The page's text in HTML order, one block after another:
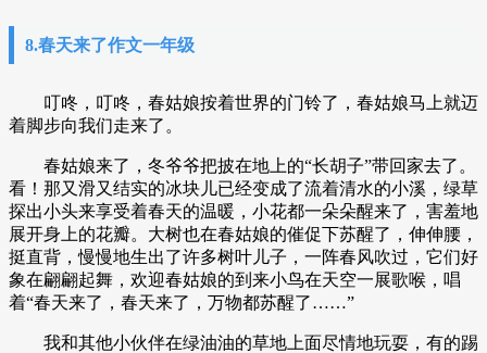
8.春天来了作文一年级
叮咚，叮咚，春姑娘按着世界的门铃了，春姑娘马上就迈
着脚步向我们走来了。
春姑娘来了，冬爷爷把披在地上的“长胡子”带回家去了。
看！那又滑又结实的冰块儿已经变成了流着清水的小溪，绿草
探出小头来享受着春天的温暖，小花都一朵朵醒来了，害羞地
展开身上的花瓣。大树也在春姑娘的催促下苏醒了，伸伸腰，
挺直背，慢慢地生出了许多树叶儿子，一阵春风吹过，它们好
象在翩翩起舞，欢迎春姑娘的到来小鸟在天空一展歌喉，唱
着“春天来了，春天来了，万物都苏醒了……”
我和其他小伙伴在绿油油的草地上面尽情地玩耍，有的踢